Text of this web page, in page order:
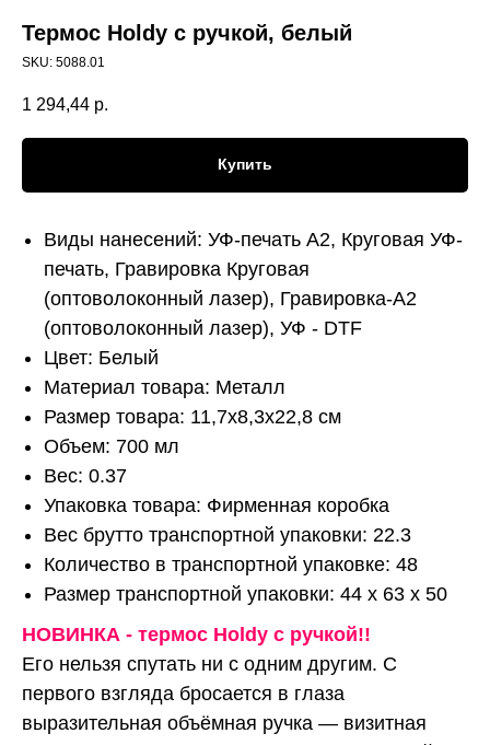
Термос Holdy с ручкой, белый
SKU: 5088.01
1 294,44 р.
Купить
Виды нанесений: УФ-печать А2, Круговая УФ-
печать, Гравировка Круговая
(оптоволоконный лазер), Гравировка-А2
(оптоволоконный лазер), УФ - DTF
Цвет: Белый
Материал товара: Металл
Размер товара: 11,7x8,3x22,8 см
Объем: 700 мл
Вес: 0.37
Упаковка товара: Фирменная коробка
Вес брутто транспортной упаковки: 22.3
Количество в транспортной упаковке: 48
Размер транспортной упаковки: 44 x 63 x 50
НОВИНКА - термос Holdy с ручкой!!
Его нельзя спутать ни с одним другим. С
первого взгляда бросается в глаза
выразительная объёмная ручка — визитная